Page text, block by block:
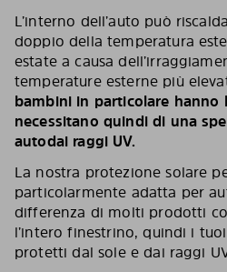
L’interno dell’auto può
doppio della temperatura
estate a causa
temperature esterne più
bambini in particolare hanno
necessitano quindi di una
autodai raggi UV.
La nostra protezione solare
particolarmente adatta per
differenza di molti prodotti
l’intero finestrino, quindi i
protetti dal sole e dai raggi